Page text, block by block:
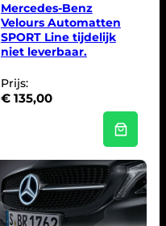
Mercedes-Benz
Velours Automatten
SPORT Line tijdelijk
niet leverbaar.
Prijs:
€135,00